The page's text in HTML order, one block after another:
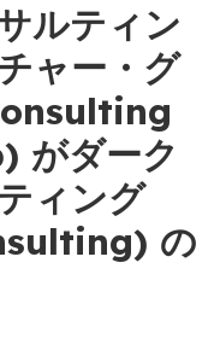
ルティン
ャー・グ
がダーク
ィング
の